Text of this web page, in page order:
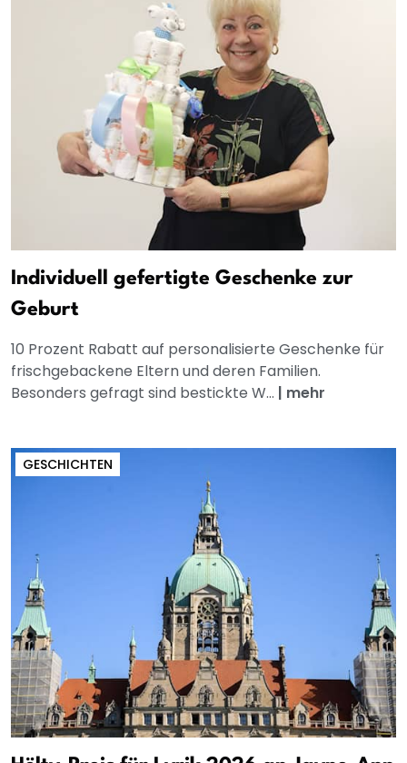
Individuell gefertigte Geschenke zur
Geburt
10 Prozent Rabatt auf personalisierte Geschenke für
frischgebackene Eltern und deren Familien.
Besonders gefragt sind bestickte W... | mehr
GESCHICHTEN